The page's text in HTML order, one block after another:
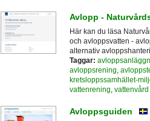
Avlopp -
Här kan du läsa
och avloppsvatten -
alternativ
Taggar:
avloppsrening,
kretsloppssamhället-
vattenrening, vattenvård
Avloppsguiden